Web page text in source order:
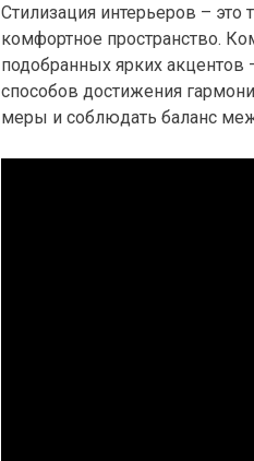
Стилизация интерьеров – это
комфортное пространство.
подобранных ярких
способов достижения
меры и соблюдать баланс